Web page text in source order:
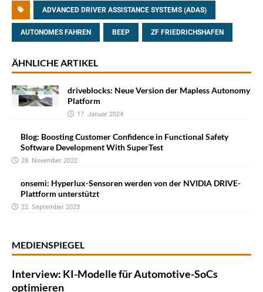
ADVANCED DRIVER ASSISTANCE SYSTEMS (ADAS)
AUTONOMES FAHREN BEEP ZF FRIEDRICHSHAFEN
ÄHNLICHE ARTIKEL
driveblocks: Neue Version der Mapless Autonomy
Platform
17. Januar 2024
Blog: Boosting Customer Confidence in Functional Safety
Software Development With SuperTest
28. November 2022
onsemi: Hyperlux-Sensoren werden von der NVIDIA DRIVE-
Plattform unterstützt
22. September 2023
MEDIENSPIEGEL
Interview: KI-Modelle für Automotive-SoCs
optimieren